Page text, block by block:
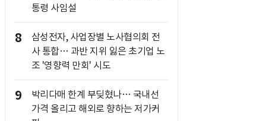
통령 사임설
8
삼성전자, 사업장별 노사협의회 전
사 통합… 과반 지위 잃은 초기업 노
조 '영향력 만회' 시도
9
박리다매 한계 부딪혔나… 국내선
가격 올리고 해외로 향하는 저가커